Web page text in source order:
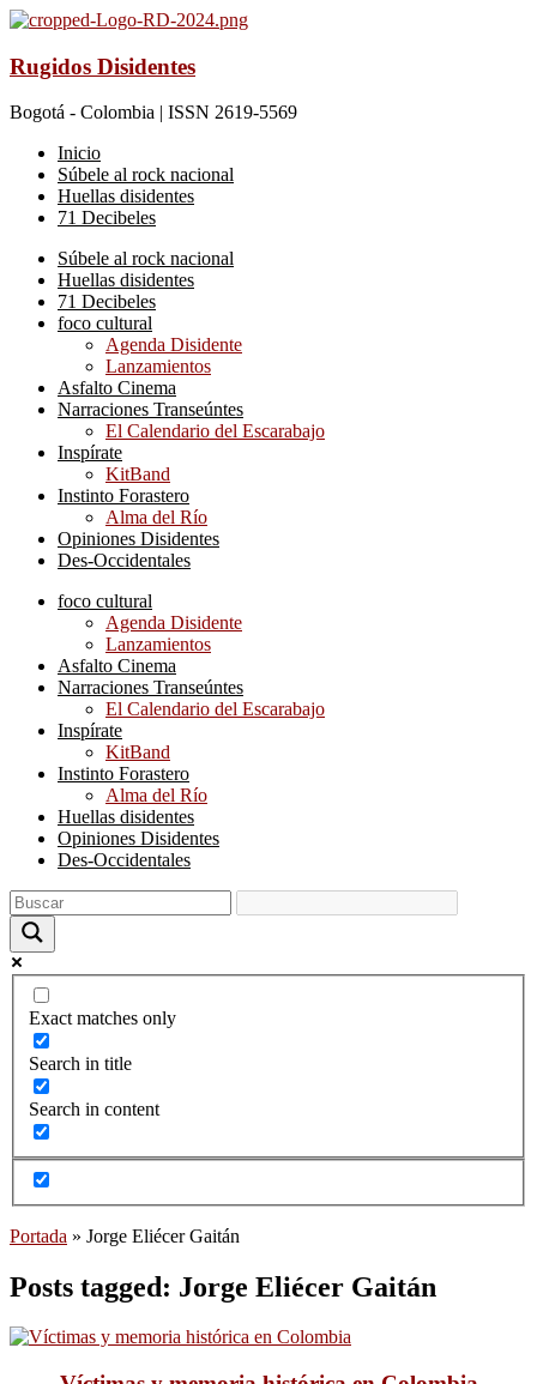
Rugidos Disidentes
Bogotá - Colombia | ISSN 2619-5569
Inicio
Súbele al rock nacional
Huellas disidentes
71 Decibeles
Súbele al rock nacional
Huellas disidentes
71 Decibeles
foco cultural
Agenda Disidente
Lanzamientos
Asfalto Cinema
Narraciones Transeúntes
El Calendario del Escarabajo
Inspírate
KitBand
Instinto Forastero
Alma del Río
Opiniones Disidentes
Des-Occidentales
foco cultural
Agenda Disidente
Lanzamientos
Asfalto Cinema
Narraciones Transeúntes
El Calendario del Escarabajo
Inspírate
KitBand
Instinto Forastero
Alma del Río
Huellas disidentes
Opiniones Disidentes
Des-Occidentales
Exact matches only
Search in title
Search in content
Portada » Jorge Eliécer Gaitán
Posts tagged: Jorge Eliécer Gaitán